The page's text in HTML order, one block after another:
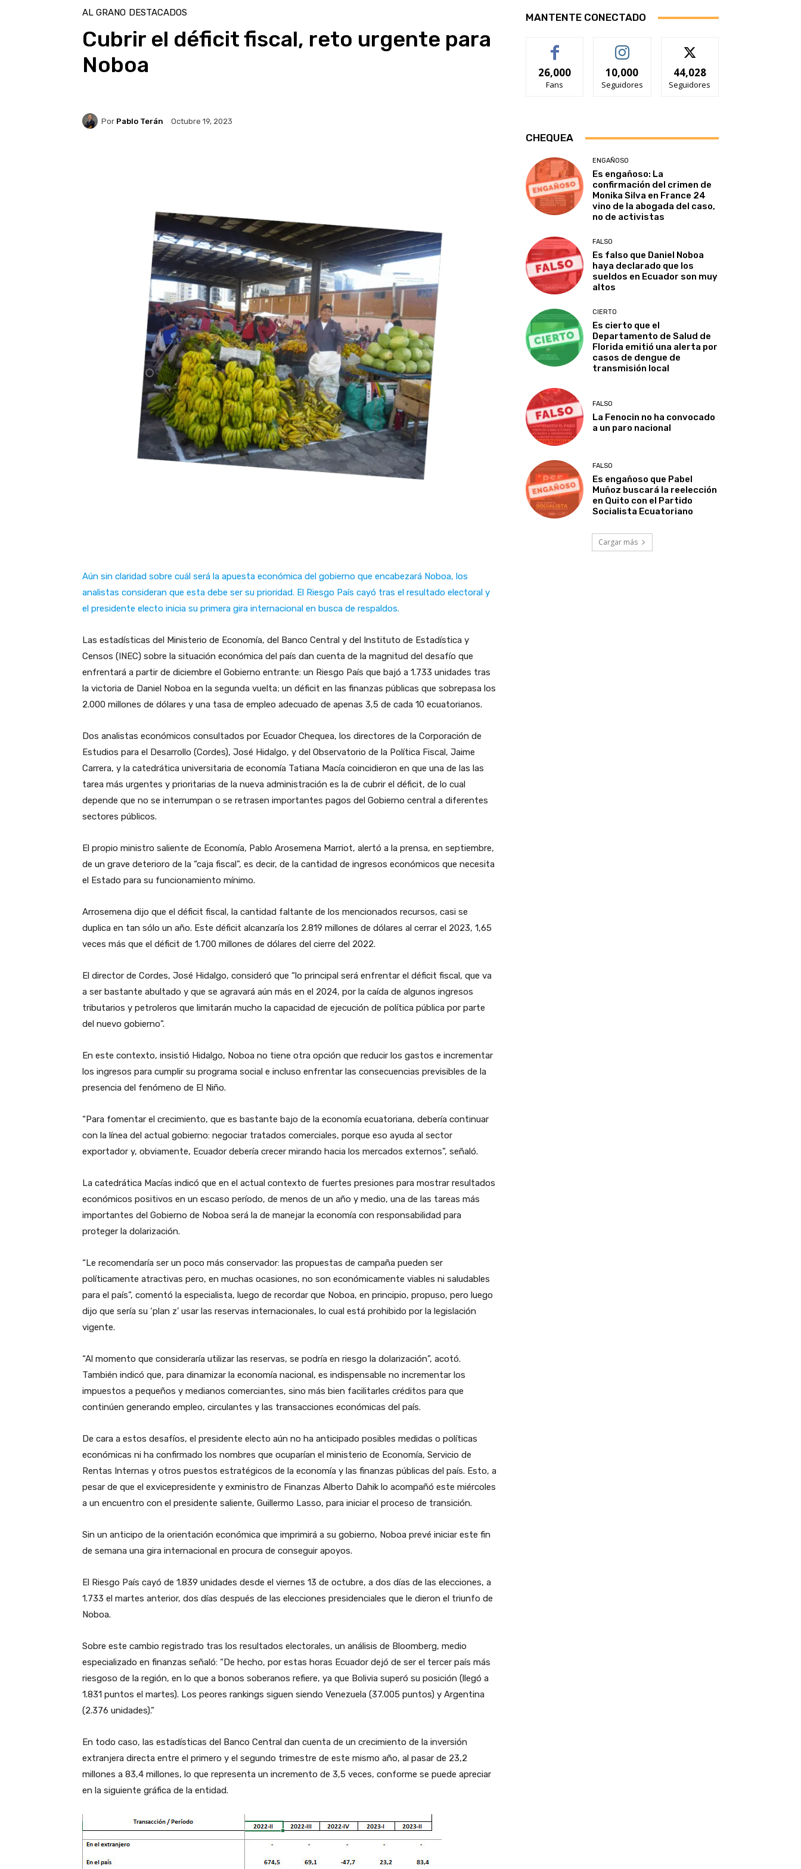
AL GRANO DESTACADOS
Cubrir el déficit fiscal, reto urgente para
Noboa
Por Pablo Terán Octubre 19, 2023
Aún sin claridad sobre cuál será la apuesta económica del gobierno que encabezará Noboa, los
analistas consideran que esta debe ser su prioridad. El Riesgo País cayó tras el resultado electoral y
el presidente electo inicia su primera gira internacional en busca de respaldos.
Las estadísticas del Ministerio de Economía, del Banco Central y del Instituto de Estadística y
Censos (INEC) sobre la situación económica del país dan cuenta de la magnitud del desafío que
enfrentará a partir de diciembre el Gobierno entrante: un Riesgo País que bajó a 1.733 unidades tras
la victoria de Daniel Noboa en la segunda vuelta; un déficit en las finanzas públicas que sobrepasa los
2.000 millones de dólares y una tasa de empleo adecuado de apenas 3,5 de cada 10 ecuatorianos.
Dos analistas económicos consultados por Ecuador Chequea, los directores de la Corporación de
Estudios para el Desarrollo (Cordes), José Hidalgo, y del Observatorio de la Política Fiscal, Jaime
Carrera, y la catedrática universitaria de economía Tatiana Macía coincidieron en que una de las las
tarea más urgentes y prioritarias de la nueva administración es la de cubrir el déficit, de lo cual
depende que no se interrumpan o se retrasen importantes pagos del Gobierno central a diferentes
sectores públicos.
El propio ministro saliente de Economía, Pablo Arosemena Marriot, alertó a la prensa, en septiembre,
de un grave deterioro de la “caja fiscal”, es decir, de la cantidad de ingresos económicos que necesita
el Estado para su funcionamiento mínimo.
Arrosemena dijo que el déficit fiscal, la cantidad faltante de los mencionados recursos, casi se
duplica en tan sólo un año. Este déficit alcanzaría los 2.819 millones de dólares al cerrar el 2023, 1,65
veces más que el déficit de 1.700 millones de dólares del cierre del 2022.
El director de Cordes, José Hidalgo, consideró que “lo principal será enfrentar el déficit fiscal, que va
a ser bastante abultado y que se agravará aún más en el 2024, por la caída de algunos ingresos
tributarios y petroleros que limitarán mucho la capacidad de ejecución de política pública por parte
del nuevo gobierno”.
En este contexto, insistió Hidalgo, Noboa no tiene otra opción que reducir los gastos e incrementar
los ingresos para cumplir su programa social e incluso enfrentar las consecuencias previsibles de la
presencia del fenómeno de El Niño.
“Para fomentar el crecimiento, que es bastante bajo de la economía ecuatoriana, debería continuar
con la línea del actual gobierno: negociar tratados comerciales, porque eso ayuda al sector
exportador y, obviamente, Ecuador debería crecer mirando hacia los mercados externos”, señaló.
La catedrática Macías indicó que en el actual contexto de fuertes presiones para mostrar resultados
económicos positivos en un escaso período, de menos de un año y medio, una de las tareas más
importantes del Gobierno de Noboa será la de manejar la economía con responsabilidad para
proteger la dolarización.
“Le recomendaría ser un poco más conservador: las propuestas de campaña pueden ser
políticamente atractivas pero, en muchas ocasiones, no son económicamente viables ni saludables
para el país”, comentó la especialista, luego de recordar que Noboa, en principio, propuso, pero luego
dijo que sería su ‘plan z’ usar las reservas internacionales, lo cual está prohibido por la legislación
vigente.
“Al momento que consideraría utilizar las reservas, se podría en riesgo la dolarización”, acotó.
También indicó que, para dinamizar la economía nacional, es indispensable no incrementar los
impuestos a pequeños y medianos comerciantes, sino más bien facilitarles créditos para que
continúen generando empleo, circulantes y las transacciones económicas del país.
De cara a estos desafíos, el presidente electo aún no ha anticipado posibles medidas o políticas
económicas ni ha confirmado los nombres que ocuparían el ministerio de Economía, Servicio de
Rentas Internas y otros puestos estratégicos de la economía y las finanzas públicas del país. Esto, a
pesar de que el exvicepresidente y exministro de Finanzas Alberto Dahik lo acompañó este miércoles
a un encuentro con el presidente saliente, Guillermo Lasso, para iniciar el proceso de transición.
Sin un anticipo de la orientación económica que imprimirá a su gobierno, Noboa prevé iniciar este fin
de semana una gira internacional en procura de conseguir apoyos.
El Riesgo País cayó de 1.839 unidades desde el viernes 13 de octubre, a dos días de las elecciones, a
1.733 el martes anterior, dos días después de las elecciones presidenciales que le dieron el triunfo de
Noboa.
Sobre este cambio registrado tras los resultados electorales, un análisis de Bloomberg, medio
especializado en finanzas señaló: “De hecho, por estas horas Ecuador dejó de ser el tercer país más
riesgoso de la región, en lo que a bonos soberanos refiere, ya que Bolivia superó su posición (llegó a
1.831 puntos el martes). Los peores rankings siguen siendo Venezuela (37.005 puntos) y Argentina
(2.376 unidades).”
En todo caso, las estadísticas del Banco Central dan cuenta de un crecimiento de la inversión
extranjera directa entre el primero y el segundo trimestre de este mismo año, al pasar de 23,2
millones a 83,4 millones, lo que representa un incremento de 3,5 veces, conforme se puede apreciar
en la siguiente gráfica de la entidad.
MANTENTE CONECTADO
26,000
Fans
10,000
Seguidores
44,028
Seguidores
CHEQUEA
ENGAÑOSO
Es engañoso: La
confirmación del crimen de
Monika Silva en France 24
vino de la abogada del caso,
no de activistas
FALSO
Es falso que Daniel Noboa
haya declarado que los
sueldos en Ecuador son muy
altos
CIERTO
Es cierto que el
Departamento de Salud de
Florida emitió una alerta por
casos de dengue de
transmisión local
FALSO
La Fenocin no ha convocado
a un paro nacional
FALSO
Es engañoso que Pabel
Muñoz buscará la reelección
en Quito con el Partido
Socialista Ecuatoriano
Cargar más